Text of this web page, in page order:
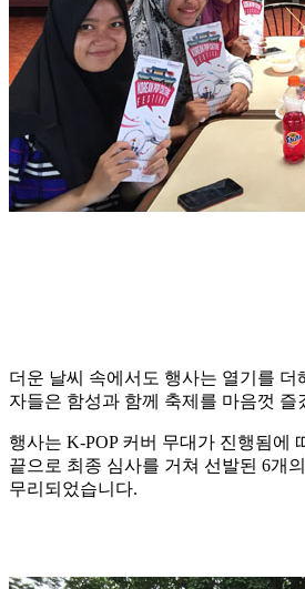
더운 날씨 속에서도 행사는 열기를 더
자들은 함성과 함께 축제를 마음껏 즐
행사는 K-POP 커버 무대가 진행됨에
끝으로 최종 심사를 거쳐 선발된 6개
무리되었습니다.